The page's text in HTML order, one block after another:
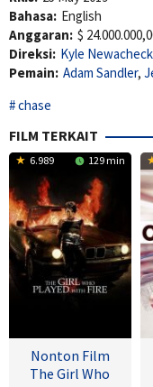
Bahasa: English
Anggaran: $
Direksi: Kyle Newacheck
Pemain: Adam Sandler,
chase
FILM TERKAIT
6.989 129 min
Nonton Film
The Girl Who